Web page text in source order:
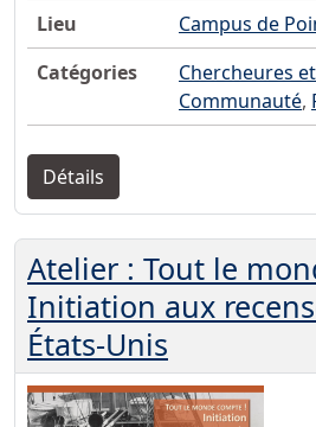
Lieu
Campus de
Catégories
Chercheures
Communauté,
Détails
Atelier : Tout le
Initiation aux
États-Unis